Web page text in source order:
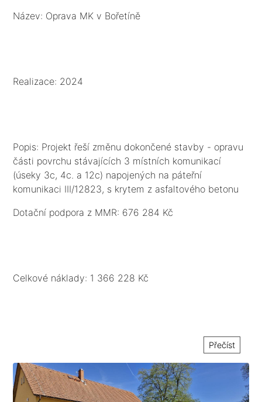
Název: Oprava MK v Bořetíně
Realizace: 2024
Popis: Projekt řeší změnu dokončené stavby - opravu
části povrchu stávajících 3 místních komunikací
(úseky 3c, 4c. a 12c) napojených na páteřní
komunikaci III/12823, s krytem z asfaltového betonu
rozrušení stávajícího povrchu v úsecích poškození,
Dotační podpora z MMR: 676 284 Kč
Celkové náklady: 1 366 228 Kč
Přečíst